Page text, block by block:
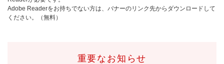
Adobe Readerをお持ちでない方は、バナーのリンク先からダウンロードして
ください。（無料）
重要なお知らせ